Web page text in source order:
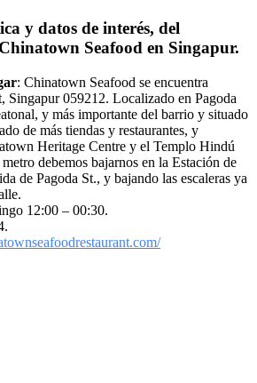
y datos de interés, del
Seafood en Singapur.
: Chinatown Seafood se encuentra
Singapur 059212. Localizado en Pagoda
y más importante del barrio y situado
de más tiendas y restaurantes, y
Heritage Centre y el Templo Hindú
debemos bajarnos en la Estación de
de Pagoda St., y bajando las escaleras ya
12:00 – 00:30.